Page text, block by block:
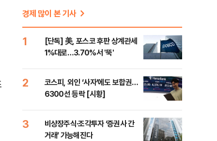
경제 많이 본 기사
1
[단독] 美, 포스코 후판 상계관세
1%대로…3.70%서 '뚝'
2
코스피, 외인 ‘사자’에도 보합권…
6300선 등락 [시황]
3
비상장주식·조각투자 ‘증권사 간
거래’ 가능해진다